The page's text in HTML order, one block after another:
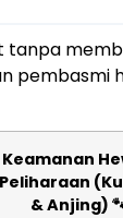
tanpa
pembasmi
Keamanan
Peliharaan
& Anjing)